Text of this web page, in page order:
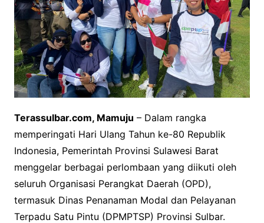
Terassulbar.com, Mamuju – Dalam rangka
memperingati Hari Ulang Tahun ke-80 Republik
Indonesia, Pemerintah Provinsi Sulawesi Barat
menggelar berbagai perlombaan yang diikuti oleh
seluruh Organisasi Perangkat Daerah (OPD),
termasuk Dinas Penanaman Modal dan Pelayanan
Terpadu Satu Pintu (DPMPTSP) Provinsi Sulbar.